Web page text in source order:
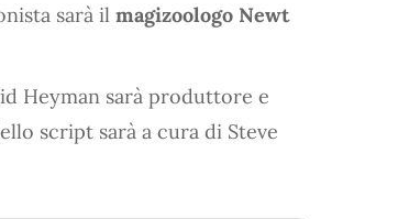
sarà il magizoologo Newt
Heyman sarà produttore e
script sarà a cura di Steve